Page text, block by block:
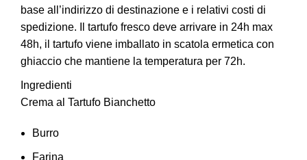
base all’indirizzo di destinazione e i relativi costi di
spedizione. Il tartufo fresco deve arrivare in 24h max
48h, il tartufo viene imballato in scatola ermetica con
ghiaccio che mantiene la temperatura per 72h.
Ingredienti
Crema al Tartufo Bianchetto
Burro
Farina